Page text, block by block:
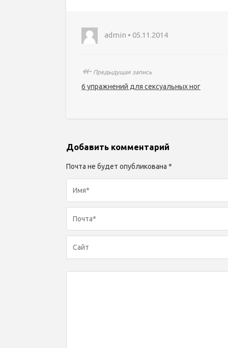
admin • 05.11.2014
↞Предыдущая запись
6 упражнений для сексуальных ног
Добавить комментарий
Почта не будет опубликована *